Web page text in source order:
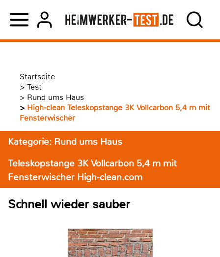
Startseite
> Test
> Rund ums Haus
> High-clean Teleskopstange 3K Vollcarbon 5,4 m mit
Fensterwischer
Kategorie: Rund ums Haus
Teleskopstange 3K Vollcarbon 5,4 m mit
Fensterwischer High-clean.com
Schnell wieder sauber